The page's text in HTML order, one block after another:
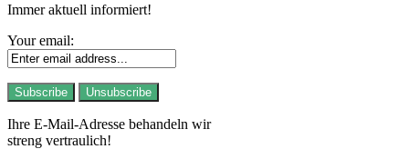
Immer aktuell informiert!
Your email:
Ihre E-Mail-Adresse behandeln wir
streng vertraulich!